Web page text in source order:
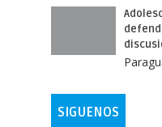
SIGUENOS